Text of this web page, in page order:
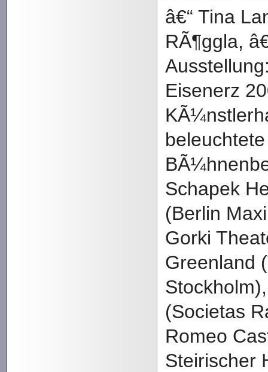
â€“ Tina
RÃ¶ggla,
Eisenerz
Schapek
(Berlin
Gorki
Greenland
(Societas
Romeo
Steirischer